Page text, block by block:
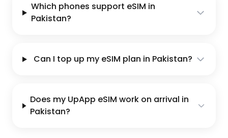
Which phones support eSIM in
Pakistan?
Can I top up my eSIM plan in Pakistan?
Does my UpApp eSIM work on arrival in
Pakistan?